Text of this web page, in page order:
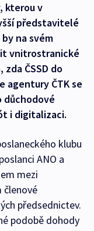
kterou v
představitelé
na svém
vnitrostranické
ČSSD do
agentury ČTK se
důchodové
i digitalizaci.
klubu
ANO a
mezi
členové
předsednictev.
podobě dohody